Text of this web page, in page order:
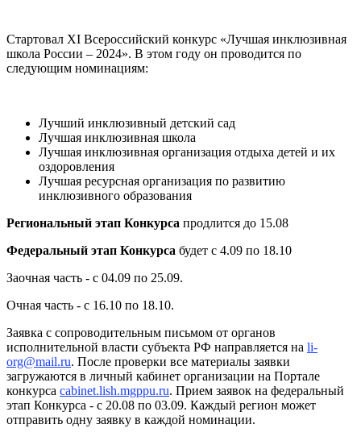
Стартовал XI Всероссийский конкурс «Лучшая инклюзивная
школа России – 2024». В этом году он проводится по
следующим номинациям:
Лучший инклюзивный детский сад
Лучшая инклюзивная школа
Лучшая инклюзивная организация отдыха детей и их
оздоровления
Лучшая ресурсная организация по развитию
инклюзивного образования
Региональный этап Конкурса продлится до 15.08
Федеральный этап Конкурса будет с 4.09 по 18.10
Заочная часть - с 04.09 по 25.09.
Очная часть - с 16.10 по 18.10.
Заявка c сопроводительным письмом от органов
исполнительной власти субъекта РФ направляется на li-
org@mail.ru. После проверки все материалы заявки
загружаются в личный кабинет организации на Портале
конкурса cabinet.lish.mgppu.ru. Прием заявок на федеральный
этап Конкурса - с 20.08 по 03.09. Каждый регион может
отправить одну заявку в каждой номинации.